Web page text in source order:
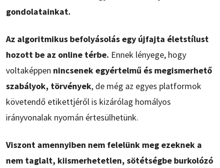
gondolatainkat.
Az algoritmikus befolyásolás egy újfajta életstílust
hozott be az online térbe. Ennek lényege, hogy
voltaképpen nincsenek egyértelmű és megismerhető
szabályok, törvények, de még az egyes platformok
követendő etikettjéről is kizárólag homályos
irányvonalak nyomán értesülhetünk.
Viszont amennyiben nem felelünk meg ezeknek a
nem taglalt, kiismerhetetlen, sötétségbe burkolózó